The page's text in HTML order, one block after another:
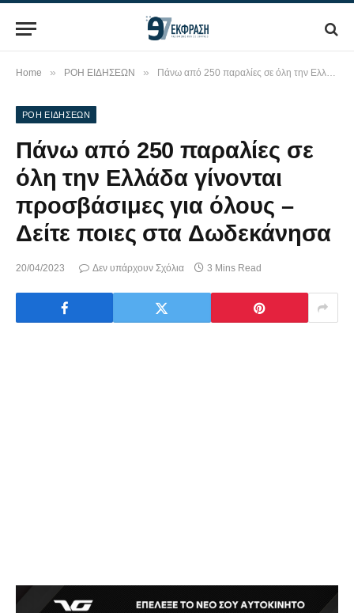
Home » ΡΟΗ ΕΙΔΗΣΕΩΝ » Πάνω από 250 παραλίες σε όλη την Ελλάδα γίνονται προσβάσιμες για όλους – Δείτε ποιες στα Δωδεκάνησα
ΡΟΗ ΕΙΔΗΣΕΩΝ
Πάνω από 250 παραλίες σε
όλη την Ελλάδα γίνονται
προσβάσιμες για όλους –
Δείτε ποιες στα Δωδεκάνησα
20/04/2023 Δεν υπάρχουν Σχόλια 3 Mins Read